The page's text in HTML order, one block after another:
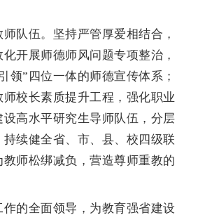
伍。坚持严管厚爱相结合，
开展师德师风问题专项整治，
领”四位一体的师德宣传体系；
校长素质提升工程，强化职业
高水平研究生导师队伍，分层
续健全省、市、县、校四级联
师松绑减负，营造尊师重教的
的全面领导，为教育强省建设